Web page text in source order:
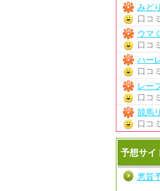
みど
口コ
ウマ
口コ
ハー
口コ
レー
口コ
競馬
口コ
予想サイ
悪質